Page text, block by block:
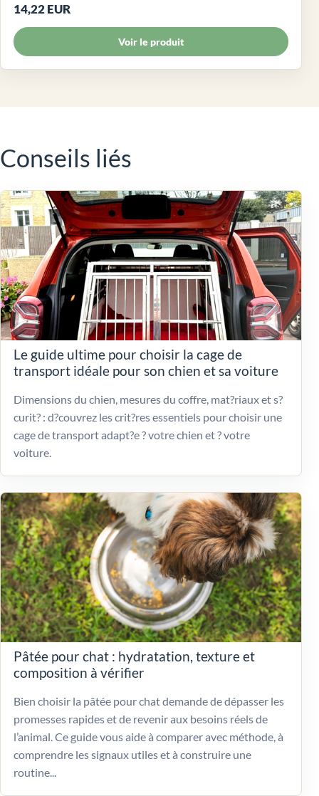
14,22 EUR
Voir le produit
Conseils liés
Le guide ultime pour choisir la cage de
transport idéale pour son chien et sa voiture
Dimensions du chien, mesures du coffre, mat?riaux et s?
curit? : d?couvrez les crit?res essentiels pour choisir une
cage de transport adapt?e ? votre chien et ? votre
voiture.
Pâtée pour chat : hydratation, texture et
composition à vérifier
Bien choisir la pâtée pour chat demande de dépasser les
promesses rapides et de revenir aux besoins réels de
l’animal. Ce guide vous aide à comparer avec méthode, à
comprendre les signaux utiles et à construire une
routine...